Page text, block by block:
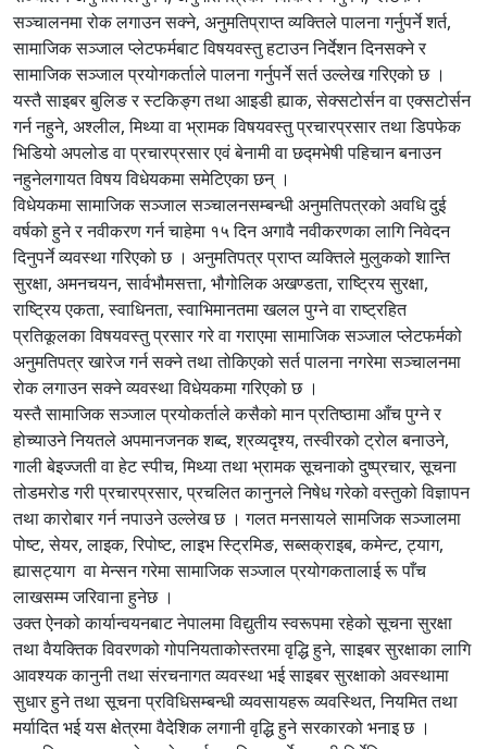
सञ्चालनमा रोक लगाउन सक्ने, अनुमतिप्राप्त व्यक्तिले पालना गर्नुपर्ने शर्त,
सामाजिक सञ्जाल प्लेटफर्मबाट विषयवस्तु हटाउन निर्देशन दिनसक्ने र
सामाजिक सञ्जाल प्रयोगकर्ताले पालना गर्नुपर्ने सर्त उल्लेख गरिएको छ ।
यस्तै साइबर बुलिङ र स्टकिङ्ग तथा आइडी ह्याक, सेक्सटोर्सन वा एक्सटोर्सन
गर्न नहुने, अश्लील, मिथ्या वा भ्रामक विषयवस्तु प्रचारप्रसार तथा डिपफेक
भिडियो अपलोड वा प्रचारप्रसार एवं बेनामी वा छद्मभेषी पहिचान बनाउन
नहुनेलगायत विषय विधेयकमा समेटिएका छन् ।
विधेयकमा सामाजिक सञ्जाल सञ्चालनसम्बन्धी अनुमतिपत्रको अवधि दुई
वर्षको हुने र नवीकरण गर्न चाहेमा १५ दिन अगावै नवीकरणका लागि निवेदन
दिनुपर्ने व्यवस्था गरिएको छ । अनुमतिपत्र प्राप्त व्यक्तिले मुलुकको शान्ति
सुरक्षा, अमनचयन, सार्वभौमसत्ता, भौगोलिक अखण्डता, राष्ट्रिय सुरक्षा,
राष्ट्रिय एकता, स्वाधिनता, स्वाभिमानतमा खलल पुग्ने वा राष्ट्रहित
प्रतिकूलका विषयवस्तु प्रसार गरे वा गराएमा सामाजिक सञ्जाल प्लेटफर्मको
अनुमतिपत्र खारेज गर्न सक्ने तथा तोकिएको सर्त पालना नगरेमा सञ्चालनमा
रोक लगाउन सक्ने व्यवस्था विधेयकमा गरिएको छ ।
यस्तै सामाजिक सञ्जाल प्रयोकर्ताले कसैको मान प्रतिष्ठामा आँच पुग्ने र
होच्याउने नियतले अपमानजनक शब्द, श्रव्यदृश्य, तस्वीरको ट्रोल बनाउने,
गाली बेइज्जती वा हेट स्पीच, मिथ्या तथा भ्रामक सूचनाको दुष्प्रचार, सूचना
तोडमरोड गरी प्रचारप्रसार, प्रचलित कानुनले निषेध गरेको वस्तुको विज्ञापन
तथा कारोबार गर्न नपाउने उल्लेख छ । गलत मनसायले सामजिक सञ्जालमा
पोष्ट, सेयर, लाइक, रिपोष्ट, लाइभ स्ट्रिमिङ, सब्सक्राइब, कमेन्ट, ट्याग,
ह्यासट्याग वा मेन्सन गरेमा सामाजिक सञ्जाल प्रयोगकतालाई रू पाँच
लाखसम्म जरिवाना हुनेछ ।
उक्त ऐनको कार्यान्वयनबाट नेपालमा विद्युतीय स्वरूपमा रहेको सूचना सुरक्षा
तथा वैयक्तिक विवरणको गोपनियताकोस्तरमा वृद्धि हुने, साइबर सुरक्षाका लागि
आवश्यक कानुनी तथा संरचनागत व्यवस्था भई साइबर सुरक्षाको अवस्थामा
सुधार हुने तथा सूचना प्रविधिसम्बन्धी व्यवसायहरू व्यवस्थित, नियमित तथा
मर्यादित भई यस क्षेत्रमा वैदेशिक लगानी वृद्धि हुने सरकारको भनाइ छ ।